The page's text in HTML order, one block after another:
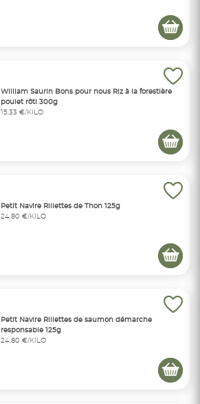
William Saurin Bons pour nous Riz à la forestière
poulet rôti 300g
15,33 €/KILO
Petit Navire Rillettes de Thon 125g
24,80 €/KILO
Petit Navire Rillettes de saumon démarche
responsable 125g
24,80 €/KILO